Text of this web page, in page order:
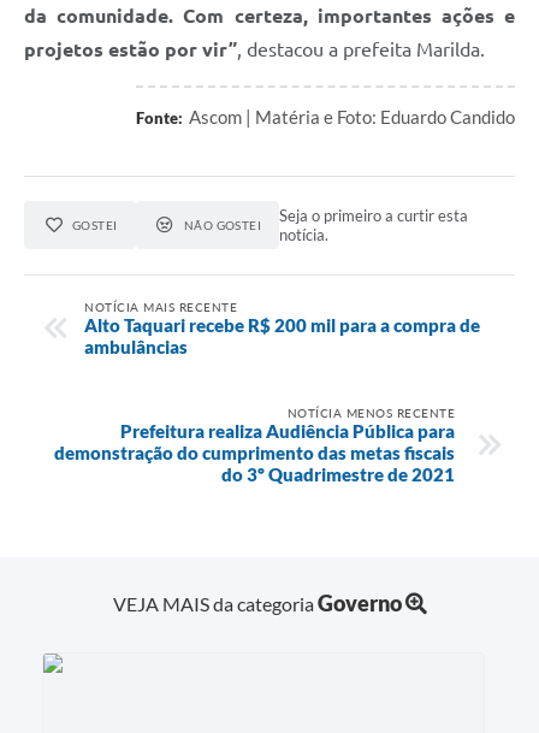
da comunidade. Com certeza, importantes ações e
projetos estão por vir”, destacou a prefeita Marilda.
Fonte: Ascom | Matéria e Foto: Eduardo Candido
GOSTEI NÃO GOSTEI
Seja o primeiro a curtir esta
notícia.
NOTÍCIA MAIS RECENTE
Alto Taquari recebe R$ 200 mil para a compra de
ambulâncias
NOTÍCIA MENOS RECENTE
Prefeitura realiza Audiência Pública para
demonstração do cumprimento das metas fiscais
do 3º Quadrimestre de 2021
VEJA MAIS da categoriaGoverno